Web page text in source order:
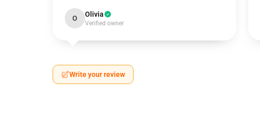
O Olivia
Verified owner
Write your review